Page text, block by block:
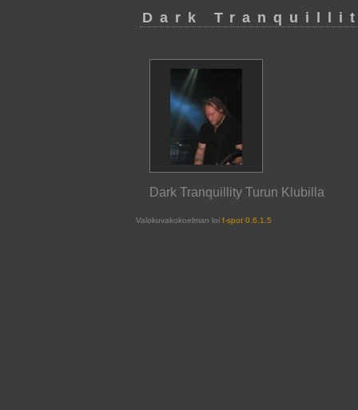
Dark
Dark Tranquillity Turun Klubilla
Valokuvakokoelman loi f-spot 0.6.1.5